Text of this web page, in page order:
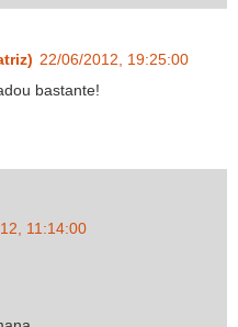
22/06/2012, 19:25:00
bastante!
11:14:00